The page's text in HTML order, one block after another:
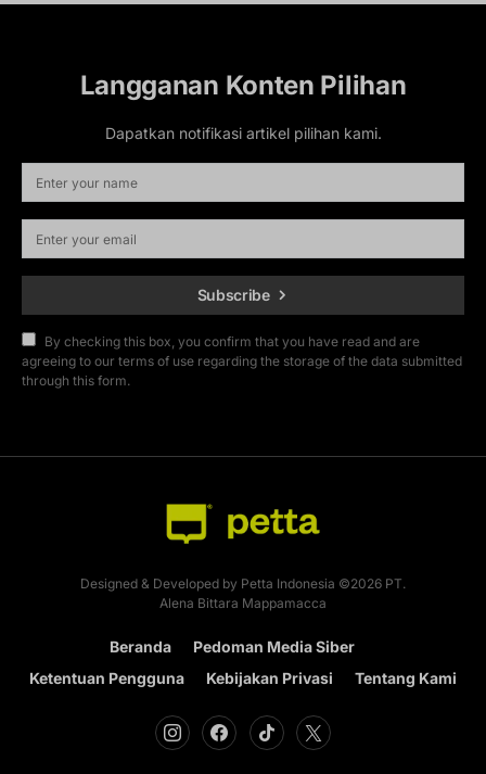
Langganan Konten Pilihan
Dapatkan notifikasi artikel pilihan kami.
Subscribe
By checking this box, you confirm that you have read and are
agreeing to our terms of use regarding the storage of the data submitted
through this form.
Designed & Developed by Petta Indonesia ©2026 PT.
Alena Bittara Mappamacca
Beranda
Pedoman Media Siber
Ketentuan Pengguna
Kebijakan Privasi Tentang Kami